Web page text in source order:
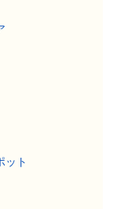
ット